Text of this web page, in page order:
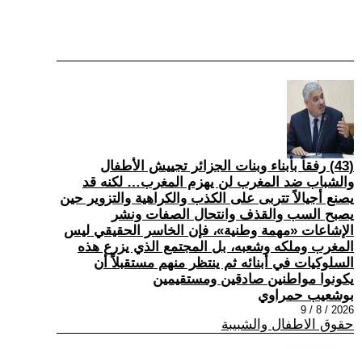
(43) رفقاً بأبناء وبنات الجزائر تجييش الأطفال
والشباب ضد المغرب لن يهزم المغرب… لكنه قد
يصنع أجيالاً تتربى على الكذب والكراهية والتزوير حين
يصبح السب والقذف وانتحال الصفات ونشر
الإشاعات «مهمة وطنية»، فإن الخاسر الحقيقي ليس
المغرب وملكه وشعبه، بل المجتمع الذي يزرع هذه
السلوكيات في أبنائه ثم ينتظر منهم مستقبلاً أن
يكونوا مواطنين صادقين ومستقيمين
بوشعيب حمراوي
2026 / 8 / 9
حقوق الاطفال والشبيبة